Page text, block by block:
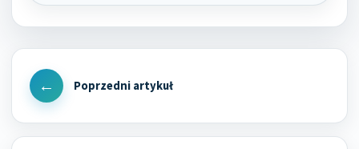
Nawigacja
wpisu
Previous